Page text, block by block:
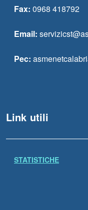
Fax: 0968 418792
Email:
Pec:
Link utili
STATISTICHE